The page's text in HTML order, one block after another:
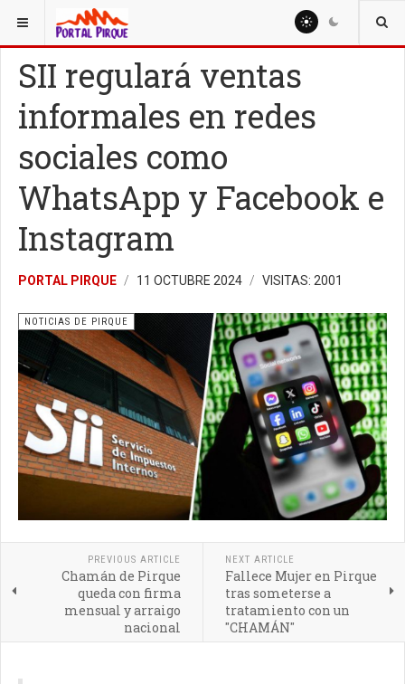
ESTÁ AQUÍ: NOTICIAS
SII regulará ventas
informales en redes
sociales como
WhatsApp y Facebook e
Instagram
PORTAL PIRQUE 11 OCTUBRE 2024 VISITAS: 2001
NOTICIAS DE PIRQUE
PREVIOUS ARTICLE
Chamán de Pirque
queda con firma
mensual y arraigo
nacional
NEXT ARTICLE
Fallece Mujer en Pirque
tras someterse a
tratamiento con un
"CHAMÁN"